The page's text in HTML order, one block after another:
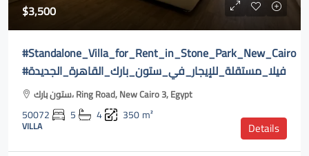
$3,500
#Standalone_Villa_for_Rent_in_Stone_Park_New_Cairo
#فيلا_مستقلة_للإيجار_في_ستون_بارك_القاهرة_الجديدة
ستون بارك، Ring Road, New Cairo 3, Egypt
50072 5 4 350m²
VILLA Details